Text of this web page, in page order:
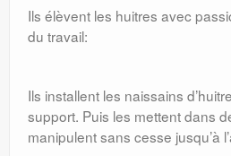
Ils élèvent les huitres avec
du travail:
Ils installent les naissains
support. Puis les mettent dans
manipulent sans cesse jusqu’à